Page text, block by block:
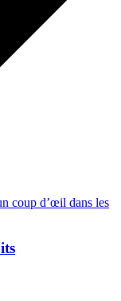
coup d’œil dans les